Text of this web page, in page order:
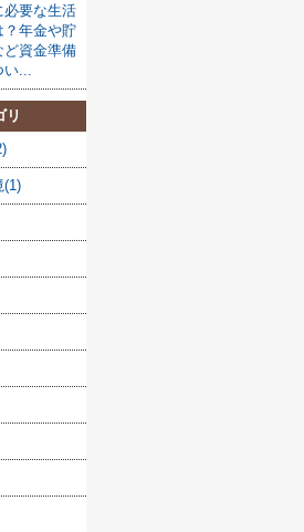
必要な生活
？年金や貯
ど資金準備
い...
リ
(1)